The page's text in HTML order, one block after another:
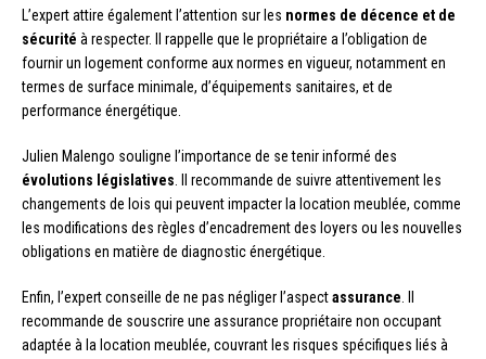
L’expert attire également l’attention sur les normes de décence et de
sécurité à respecter. Il rappelle que le propriétaire a l’obligation de
fournir un logement conforme aux normes en vigueur, notamment en
termes de surface minimale, d’équipements sanitaires, et de
performance énergétique.
Julien Malengo souligne l’importance de se tenir informé des
évolutions législatives. Il recommande de suivre attentivement les
changements de lois qui peuvent impacter la location meublée, comme
les modifications des règles d’encadrement des loyers ou les nouvelles
obligations en matière de diagnostic énergétique.
Enfin, l’expert conseille de ne pas négliger l’aspectassurance. Il
recommande de souscrire une assurance propriétaire non occupant
adaptée à la location meublée, couvrant les risques spécifiques liés à